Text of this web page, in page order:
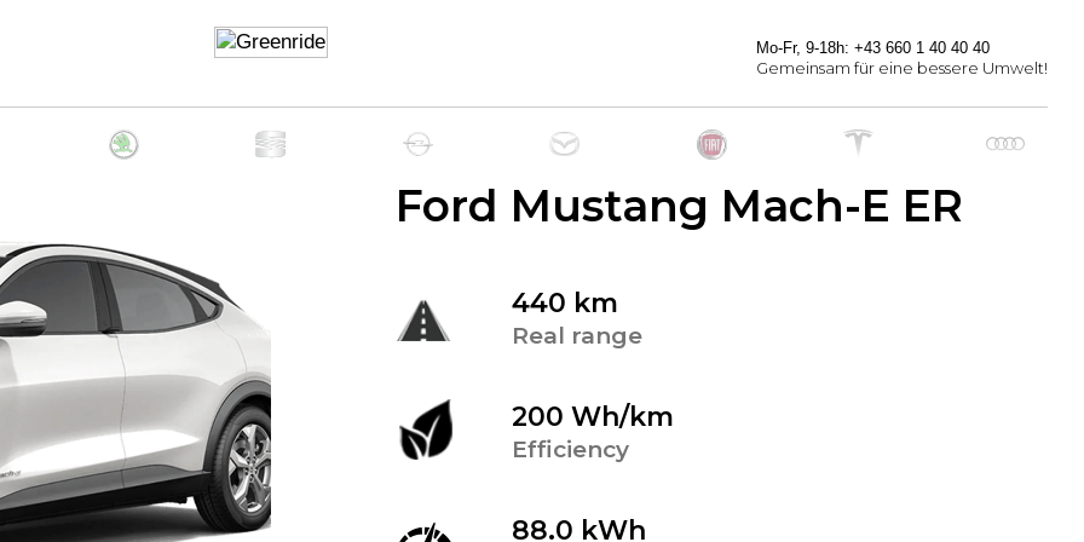
Mo-Fr, 9-18h: +43 660 1 40 40 40
Gemeinsam für eine bessere Umwelt!
Ford Mustang Mach-E ER
440 km
Real range
200 Wh/km
Efficiency
88.0 kWh